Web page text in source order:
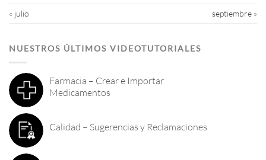
« julio
septiembre »
NUESTROS ÚLTIMOS VIDEOTUTORIALES
Farmacia – Crear e Importar
Medicamentos
Calidad – Sugerencias y Reclamaciones